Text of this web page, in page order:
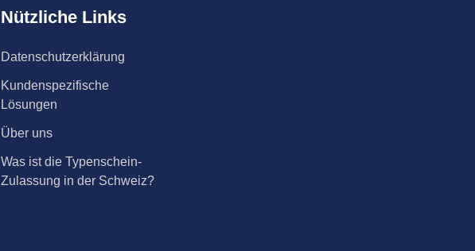
Nützliche Links
Datenschutzerklärung
Kundenspezifische
Lösungen
Über uns
Was ist die Typenschein-
Zulassung in der Schweiz?